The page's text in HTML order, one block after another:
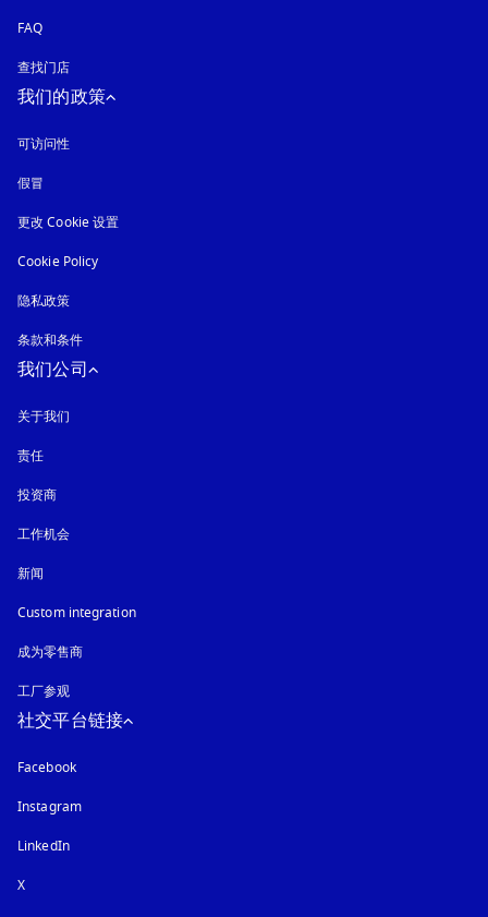
FAQ
查找门店
我们的政策
可访问性
假冒
更改 Cookie 设置
Cookie Policy
隐私政策
条款和条件
我们公司
关于我们
责任
投资商
工作机会
新闻
Custom integration
成为零售商
工厂参观
社交平台链接
Facebook
Instagram在新选项卡中打开
LinkedIn
X